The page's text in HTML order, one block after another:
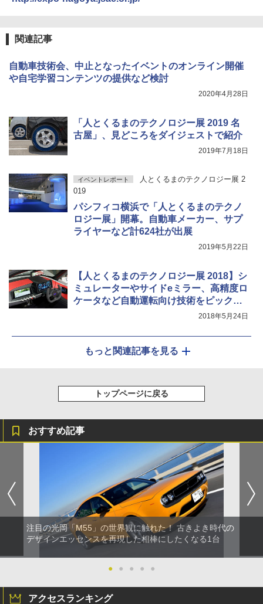
関連記事
自動車技術会、中止となったイベントのオンライン開催
や自宅学習コンテンツの提供など検討
2020年4月28日
「人とくるまのテクノロジー展 2019 名
古屋」、見どころをダイジェストで紹介
2019年7月18日
イベントレポート
人とくるまのテクノロジー展 2
019
パシフィコ横浜で「人とくるまのテクノ
ロジー展」開幕。自動車メーカー、サプ
ライヤーなど計624社が出展
2019年5月22日
【人とくるまのテクノロジー展 2018】シ
ミュレーターやサイドeミラー、高精度ロ
ケータなど自動運転向け技術をピックア
2018年5月24日
もっと関連記事を見る
トップページに戻る
おすすめ記事
注目の光岡「M55」の世界観に触れた！ 古きよき時代の
デザインエッセンスを再現した相棒にしたくなる1台
● ● ● ● ●
アクセスランキング